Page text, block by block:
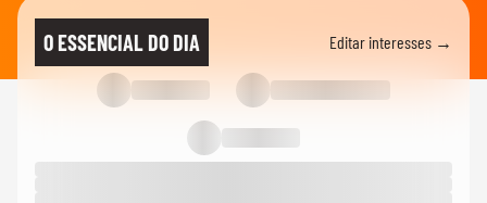
O ESSENCIAL DO DIA Editar interesses →